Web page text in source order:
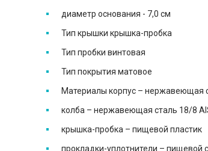
диаметр основания - 7,0 см
Тип крышки крышка-пробка
Тип пробки винтовая
Тип покрытия матовое
Материалы корпус – нержавеющая
колба – нержавеющая сталь 18/8
крышка-пробка – пищевой пластик
прокладки-уплотнители – пищевой